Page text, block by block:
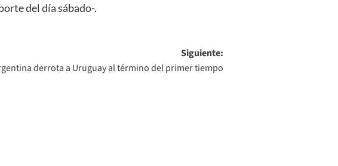
del día sábado-.
Siguiente:
derrota a Uruguay al término del primer tiempo